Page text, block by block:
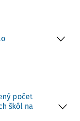
počet
škôl na